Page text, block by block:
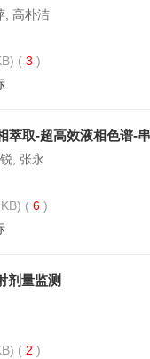
, 高朴洁
( 3 )
萃取-超高效液相色谱-
, 张永
( 6 )
剂量监测
( 2 )